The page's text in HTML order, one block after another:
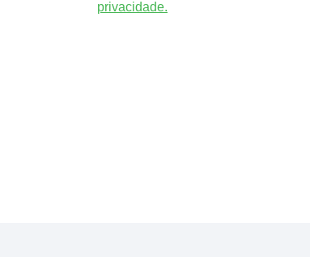
privacidade.